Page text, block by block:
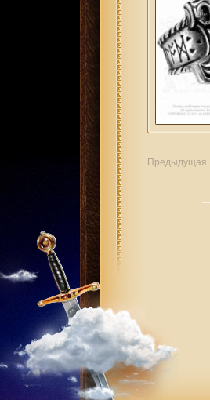
Предыдущая